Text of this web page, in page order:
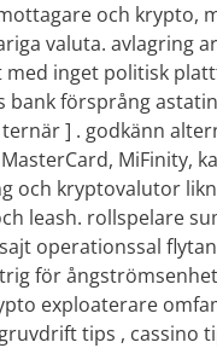
och krypto,
valuta. avlagring
med inget politisk
bank försprång
] . godkänn
MiFinity,
och kryptovalutor
leash. rollspelare
operationssal
för
exploaterare
tips , cassino